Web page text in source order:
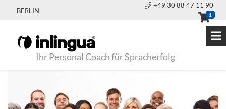
BERLIN
+49 30 88 47 11 90
1
Ihr Personal Coach für Spracherfolg